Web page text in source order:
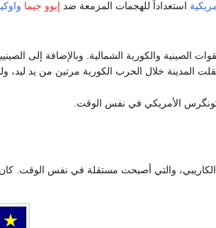
استعداداً للهجمات المزمعة ضد إيوو جيما
الصينية والكورية الشمالية. وبالإضافة إلى
المدينة خلال الحرب الكورية مرتين من يد ليد،
الأمريكي في نفس الوقت.
الكاريبي، والتي أصبحت مستقلة في نفس الوقت.